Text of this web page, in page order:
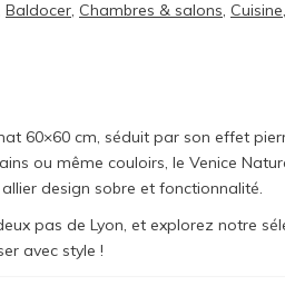
Baldocer, Chambres & salons, Cuisine,
60×60 cm, séduit par son effet
ou même couloirs, le Venice
design sobre et fonctionnalité.
pas de Lyon, et explorez notre
avec style !